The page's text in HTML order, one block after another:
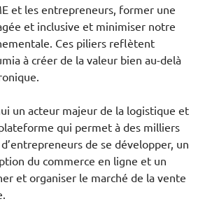
et les entrepreneurs, former une
et inclusive et minimiser notre
Ces piliers reflètent
à créer de la valeur bien au-delà
un acteur majeur de la logistique et
qui permet à des milliers
de se développer, un
du commerce en ligne et un
et organiser le marché de la vente